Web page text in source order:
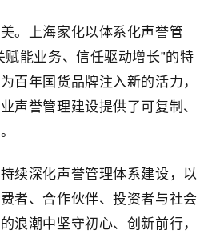
。上海家化以体系化声誉管
赋能业务、信任驱动增长”的特
百年国货品牌注入新的活力，
声誉管理建设提供了可复制、
续深化声誉管理体系建设，以
者、合作伙伴、投资者与社会
浪潮中坚守初心、创新前行，